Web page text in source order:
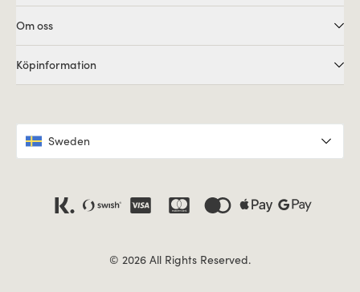
© 2026 All Rights Reserved.
Om oss
Köpinformation
Sweden